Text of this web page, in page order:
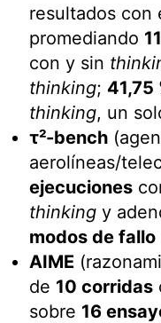
resultados
promediando
con y sin
thinking; 41,75
thinking, un
τ²-bench
aerolíneas/
ejecuciones
thinking y
modos de fallo
AIME
de 10 corridas
sobre 16